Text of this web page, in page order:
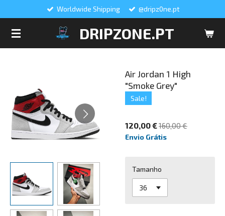
DRIPZONE.PT
Worldwide Shipping @dripz0ne.pt
Air Jordan 1 High
"Smoke Grey"
Sale!
120,00 €160,00 €
Envio Grátis
Tamanho